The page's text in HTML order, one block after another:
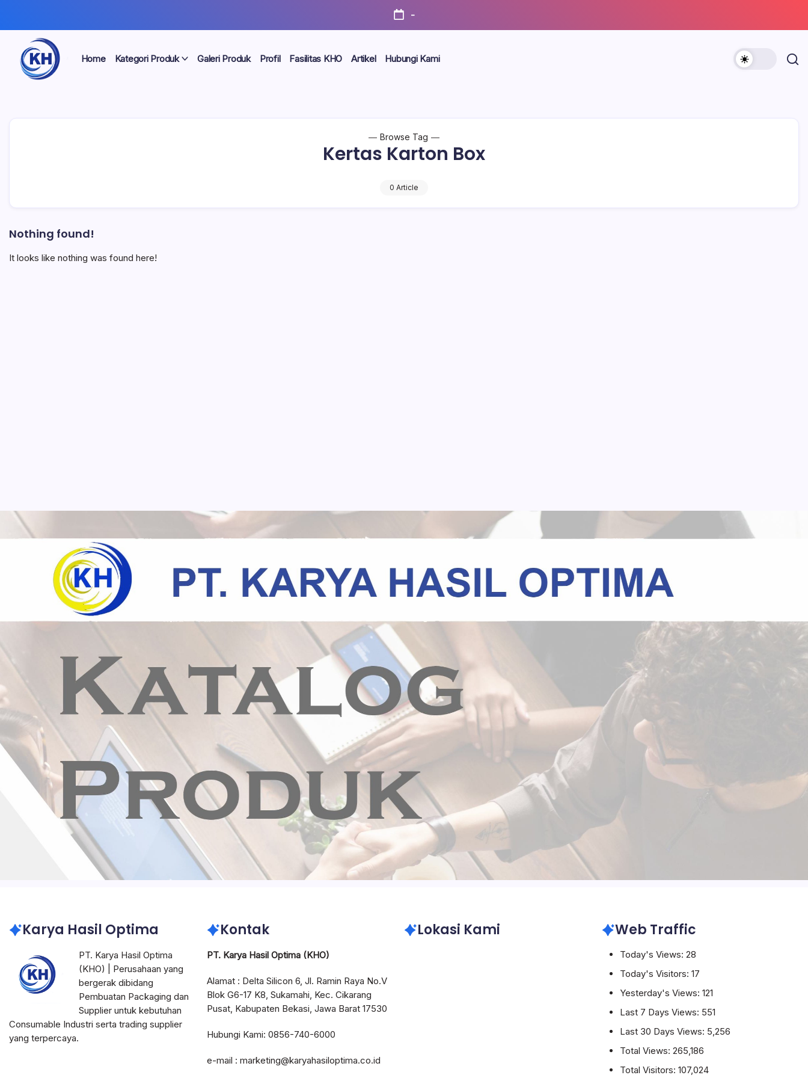
-
Home Kategori Produk Galeri Produk Profil Fasilitas KHO Artikel Hubungi Kami
Browse Tag
Kertas Karton Box
0 Article
Nothing found!
It looks like nothing was found here!
Karya Hasil Optima
PT. Karya Hasil Optima
(KHO) | Perusahaan yang
bergerak dibidang
Pembuatan Packaging dan
Supplier untuk kebutuhan
Consumable Industri serta trading supplier
yang terpercaya.
Kontak
PT. Karya Hasil Optima (KHO)
Alamat : Delta Silicon 6, Jl. Ramin Raya No.V
Blok G6-17 K8, Sukamahi, Kec. Cikarang
Pusat, Kabupaten Bekasi, Jawa Barat 17530
Hubungi Kami: 0856-740-6000
e-mail : marketing@karyahasiloptima.co.id
Lokasi Kami Web Traffic
Today's Views: 28
Today's Visitors: 17
Yesterday's Views: 121
Last 7 Days Views: 551
Last 30 Days Views: 5,256
Total Views: 265,186
Total Visitors: 107,024